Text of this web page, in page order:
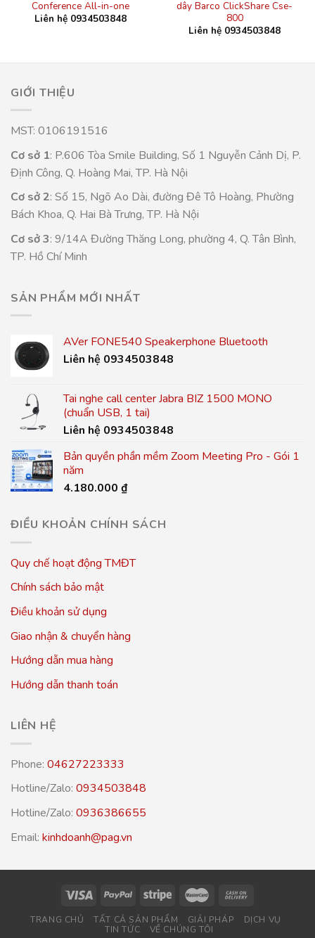
Conference All-in-one
Liên hệ 0934503848
dây Barco ClickShare Cse-
800
Liên hệ 0934503848
GIỚI THIỆU
MST: 0106191516
Cơ sở 1: P.606 Tòa Smile Building, Số 1 Nguyễn Cảnh Dị, P.
Định Công, Q. Hoàng Mai, TP. Hà Nội
Cơ sở 2: Số 15, Ngõ Ao Dài, đường Đê Tô Hoàng, Phường
Bách Khoa, Q. Hai Bà Trưng, TP. Hà Nội
Cơ sở 3: 9/14A Đường Thăng Long, phường 4, Q. Tân Bình,
TP. Hồ Chí Minh
SẢN PHẨM MỚI NHẤT
AVer FONE540 Speakerphone Bluetooth
Liên hệ 0934503848
Tai nghe call center Jabra BIZ 1500 MONO
(chuẩn USB, 1 tai)
Liên hệ 0934503848
Bản quyền phần mềm Zoom Meeting Pro - Gói 1
năm
4.180.000 ₫
ĐIỀU KHOẢN CHÍNH SÁCH
Quy chế hoạt động TMĐT
Chính sách bảo mật
Điều khoản sử dụng
Giao nhận & chuyển hàng
Hướng dẫn mua hàng
Hướng dẫn thanh toán
LIÊN HỆ
Phone: 04627223333
Hotline/Zalo: 0934503848
Hotline/Zalo: 0936386655
Email: kinhdoanh@pag.vn
TRANG CHỦ TẤT CẢ SẢN PHẨM GIẢI PHÁP
DỊCH VỤ
TIN TỨC
VỀ CHÚNG TÔI